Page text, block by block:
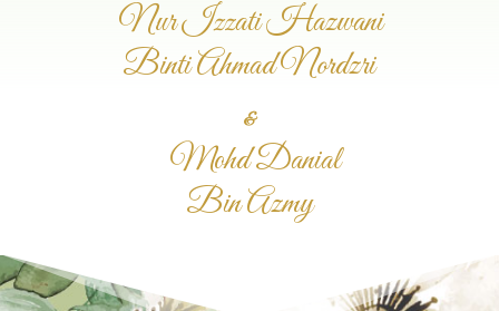
Nur Izzati Hazwani
Binti Ahmad Nordzri
&
Mohd Danial
Bin Azmy